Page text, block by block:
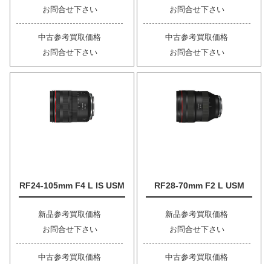
お問合せ下さい
中古参考買取価格
お問合せ下さい
お問合せ下さい
中古参考買取価格
お問合せ下さい
RF24-105mm F4 L IS USM
新品参考買取価格
お問合せ下さい
中古参考買取価格
RF28-70mm F2 L USM
新品参考買取価格
お問合せ下さい
中古参考買取価格